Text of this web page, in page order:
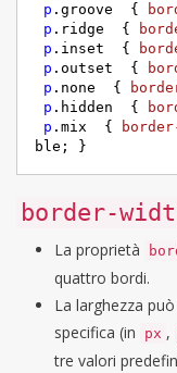
p .groove {
p .ridge {
p .inset {
p .outset {
p .none {
p .hidden {
p .mix {
ble; }
border-
La proprietà
quattro bordi.
La larghezza
specifica (in
px ,
tre valori